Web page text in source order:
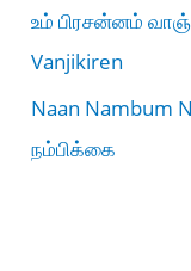
உம் பிரசன்னம்
Vanjikiren
Naan Nambum
நம்பிக்கை